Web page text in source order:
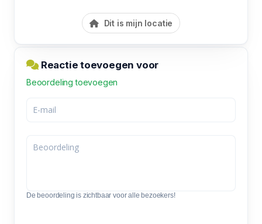
Dit is mijn locatie
Reactie toevoegen voor
Beoordeling toevoegen
De beoordeling is zichtbaar voor alle bezoekers!